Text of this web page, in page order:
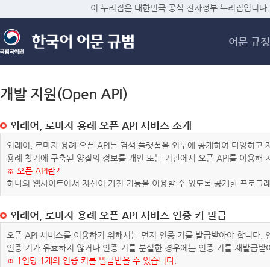
메
이 누리집은 대한민국 공식 전자정부 누리집입니다.
어문 규정
개발 지원(Open API)
외래어, 로마자 용례 오픈 API 서비스 소개
외래어, 로마자 용례 오픈 API는 검색 플랫폼을 외부에 공개하여 다양하
용례 찾기에 구축된 양질의 정보를 개인 또는 기관에서 오픈 API를 이용해
※ 오픈 API란?
하나의 웹사이트에서 자신이 가진 기능을 이용할 수 있도록 공개한 프로그
외래어, 로마자 용례 오픈 API 서비스 인증 키 발급
오픈 API 서비스를 이용하기 위해서는 먼저 인증 키를 발급받아야 합니다
인증 키가 유효하지 않거나 인증 키를 분실한 경우에는 인증 키를 재발급받
※ 1인당 1개의 인증 키를 발급받을 수 있습니다.